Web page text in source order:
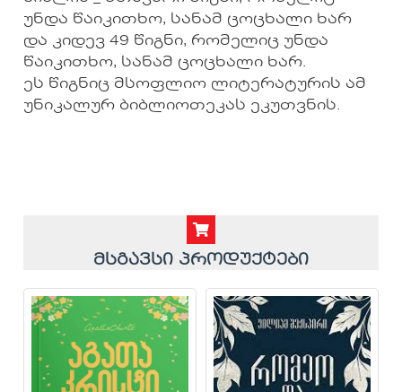
უნდა წაიკითხო, სანამ ცოცხალი ხარ
და კიდევ 49 წიგნი, რომელიც უნდა
წაიკითხო, სანამ ცოცხალი ხარ.
ეს წიგნიც მსოფლიო ლიტერატურის ამ
უნიკალურ ბიბლიოთეკას ეკუთვნის.
მსგავსი პროდუქტები